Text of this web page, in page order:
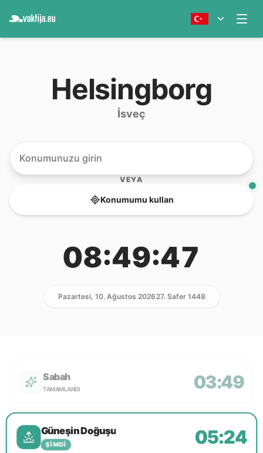
Helsingborg
İsveç
VEYA
Konumumu kullan
08:49:47
Pazartesi, 10. Ağustos 202627. Safer 1448
Sabah
TAMAMLANDI 03:49
Güneşin Doğuşu
ŞIMDI 05:24